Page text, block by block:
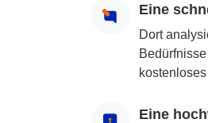
Eine
Dort
Eine